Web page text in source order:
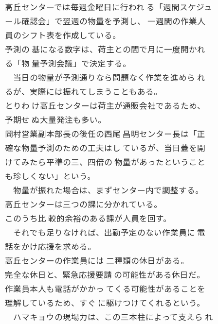
高丘センターでは毎週金曜日に行われ る「週間スケジュ
ール確認会」で翌週の物量を予測し、 一週間の作業人
員のシフト表を作成している。
予測の 基になる数字は、荷主との間で月に一度開かれ
る「物 量予測会議」で決定する。
当日の物量が予測通りなら問題なく作業を進めら れ
るが、実際には振れてしまうこともある。
とりわ け高丘センターは荷主が通販会社であるため、
予期せ ぬ大量発注も多い。
岡村営業副本部長の後任の西尾 昌明センター長は「正
確な物量予測のための工夫はし ているが、当日蓋を開
けてみたら平準の三、四倍の 物量があったということ
も珍しくない」という。
物量が振れた場合は、まずセンター内で調整する。
高丘センターは三つの課に分かれている。
このうち比 較的余裕のある課が人員を回す。
それでも足りなければ、出勤予定のない作業員に 電
話をかけ応援を求める。
高丘センターの作業員には 二種類の休日がある。
完全な休日と、緊急応援要請 の可能性がある休日だ。
作業員本人も電話がかかっ てくる可能性があることを
理解しているため、すぐ に駆けつけてくれるという。
ハマキョウの現場力は、この三本柱によって支えら れ